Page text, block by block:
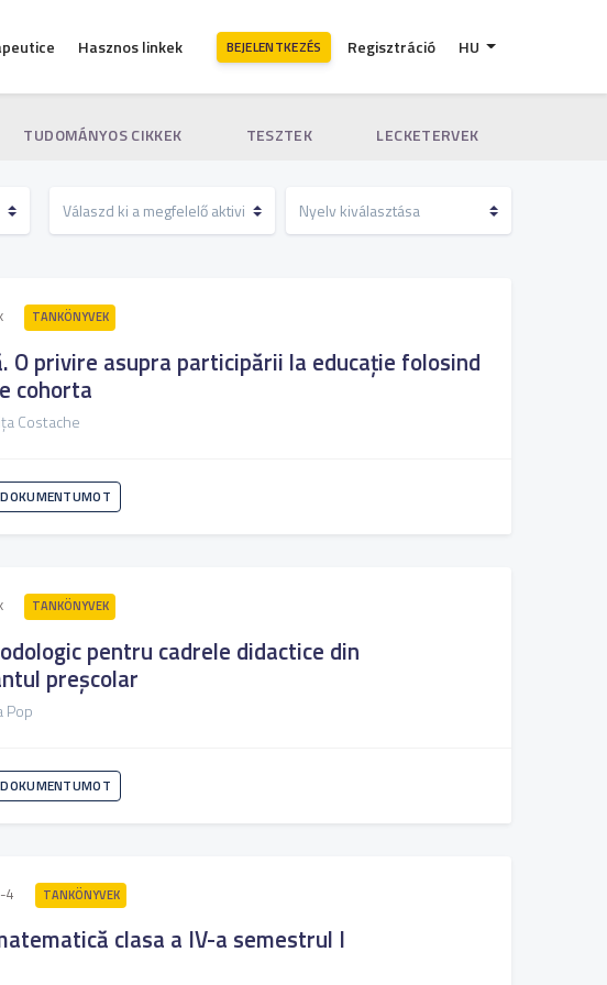
Hasznos linkek BEJELENTKEZÉS Regisztráció HU
TUDOMÁNYOS CIKKEK TESZTEK LECKETERVEK
TANKÖNYVEK
O privire asupra participării la educație folosind
cohorta
Costache
TANKÖNYVEK
pentru cadrele didactice din
preșcolar
Pop
4 TANKÖNYVEK
clasa a IV-a semestrul I